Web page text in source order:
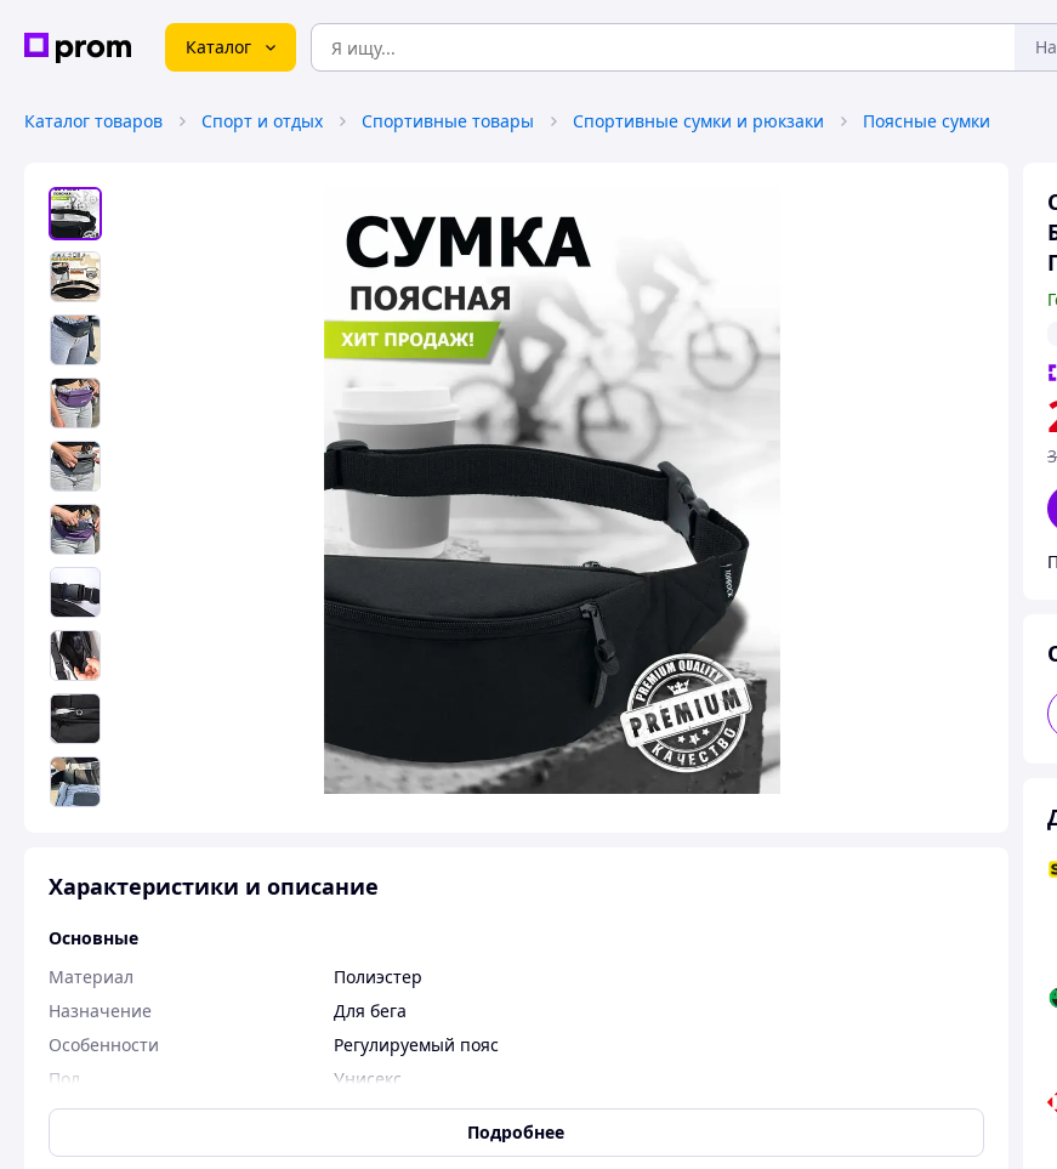
Каталог
Каталог товаров Спорт и отдых Спортивные товары Спортивные сумки и рюкзаки Поясные сумки
Характеристики и описание
Основные
Материал
Полиэстер
Назначение
Для бега
Особенности
Регулируемый пояс
Пол
Унисекс
Состояние
Новое
Пользовательские характеристики
Подробнее